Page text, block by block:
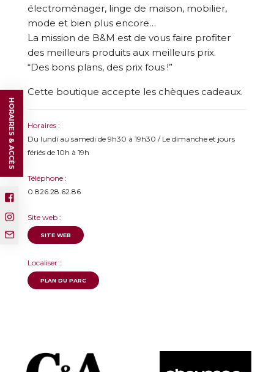
électroménager, linge de maison, mobilier,
mode et bien plus encore…
La mission de B&M est de vous faire profiter
des meilleurs produits aux meilleurs prix.
“Des bons plans, des prix fous !”
Cette boutique accepte les chèques cadeaux.
Horaires :
Du lundi au samedi de 9h30 à 19h30 / Le dimanche et jours
fériés de 10h à 19h
Téléphone :
0.826.28.62.86
Site web :
SITE WEB
Localiser :
PLAN DU PARC
HORAIRES & ACCÈS